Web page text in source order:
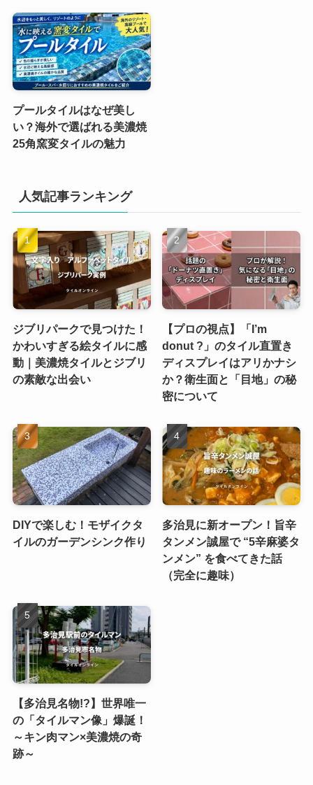
プールタイルはなぜ美し
い？海外で選ばれる美濃焼
25角窯変タイルの魅力
人気記事ランキング
ジブリパークで見つけた！
かわいすぎる絵タイルに感
動｜美濃焼タイルとジブリ
の素敵な出会い
【プロの視点】「I’m
donut ?」のタイル直置き
ディスプレイはアリかナシ
か？衛生面と「目地」の秘
密について
DIYで楽しむ！モザイクタ
イルのガーデンシンク作り
多治見に新オープン！旨辛
タンメン誠屋で “5辛麻婆タ
ンメン” を食べてきた話
（完全に趣味）
【多治見名物!?】世界唯一
の「タイルマン像」爆誕！
～キン肉マン×美濃焼の奇
跡～